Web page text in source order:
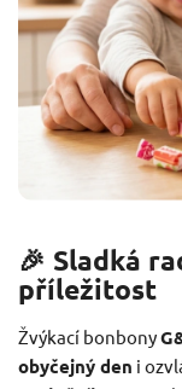
🎉 Sladká
příležitost
Žvýkací bonbony
obyčejný den i